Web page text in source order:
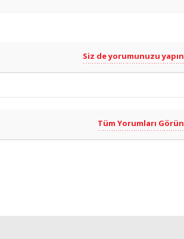
Siz de yorumunuzu yapın
Tüm Yorumları Görün